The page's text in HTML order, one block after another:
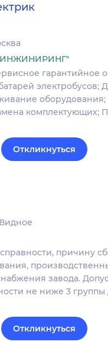
гарантийное
электробусов;
оборудования;
комплектующих;
Откликнуться
Видное
причину
завода.
не ниже 3 группы
Откликнуться